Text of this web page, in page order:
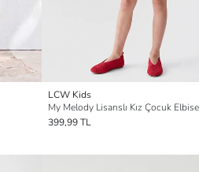
LCW Kids
My Melody Lisanslı Kız Çocuk Elbise
399,99 TL